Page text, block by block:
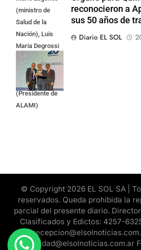
(ministro de
Salud de la
Nación), Luis
Maria Degrossi
(Presidente de
Apres Salud) y
Cristian Mazza
(Presidente de
ALAMI)
reconocieron a
sus 50 años de
Diario EL SOL
© Copyright 2026 EL SOL SA |
reservados. Queda prohibida la
parcial del presente diario.
Clasificados y Edictos: 4257-
publicidad@elsolnoticias.com.ar